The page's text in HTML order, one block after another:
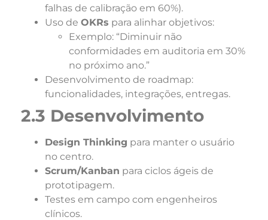
falhas de calibração em 60%).
Uso de OKRs para alinhar objetivos:
Exemplo: “Diminuir não
conformidades em auditoria em 30%
no próximo ano.”
Desenvolvimento de roadmap:
funcionalidades, integrações, entregas.
2.3 Desenvolvimento
Design Thinking para manter o usuário
no centro.
Scrum/Kanban para ciclos ágeis de
prototipagem.
Testes em campo com engenheiros
clínicos.